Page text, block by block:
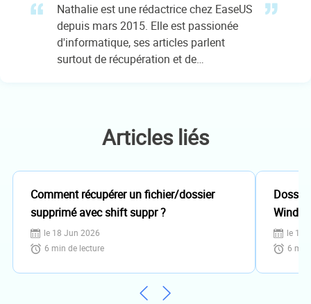
Nathalie est une rédactrice chez EaseUS
depuis mars 2015. Elle est passionée
d'informatique, ses articles parlent
surtout de récupération et de
vous pouvez lui contacter par Facebook
ou Twitter, à bientôt!…
Articles liés
Comment récupérer un fichier/dossier
supprimé avec shift suppr ?
le 18 Jun 2026
6 min de lecture
le 18
6 min